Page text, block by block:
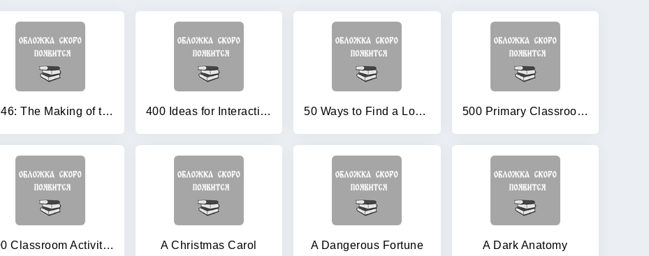
1946: The Making of the Modern World 400 Ideas for Interactive Whiteboards 50 Ways to Find a Lover 500 Primary Classroom Activities (Books for Teachers)
700 Classroom Activities A Christmas Carol A Dangerous Fortune A Dark Anatomy